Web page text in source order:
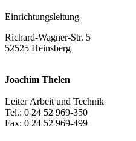
Einrichtungsleitung
Richard-Wagner-Str. 5
52525 Heinsberg
Joachim Thelen
Leiter Arbeit und Technik
Tel.: 0 24 52 969-350
Fax: 0 24 52 969-499